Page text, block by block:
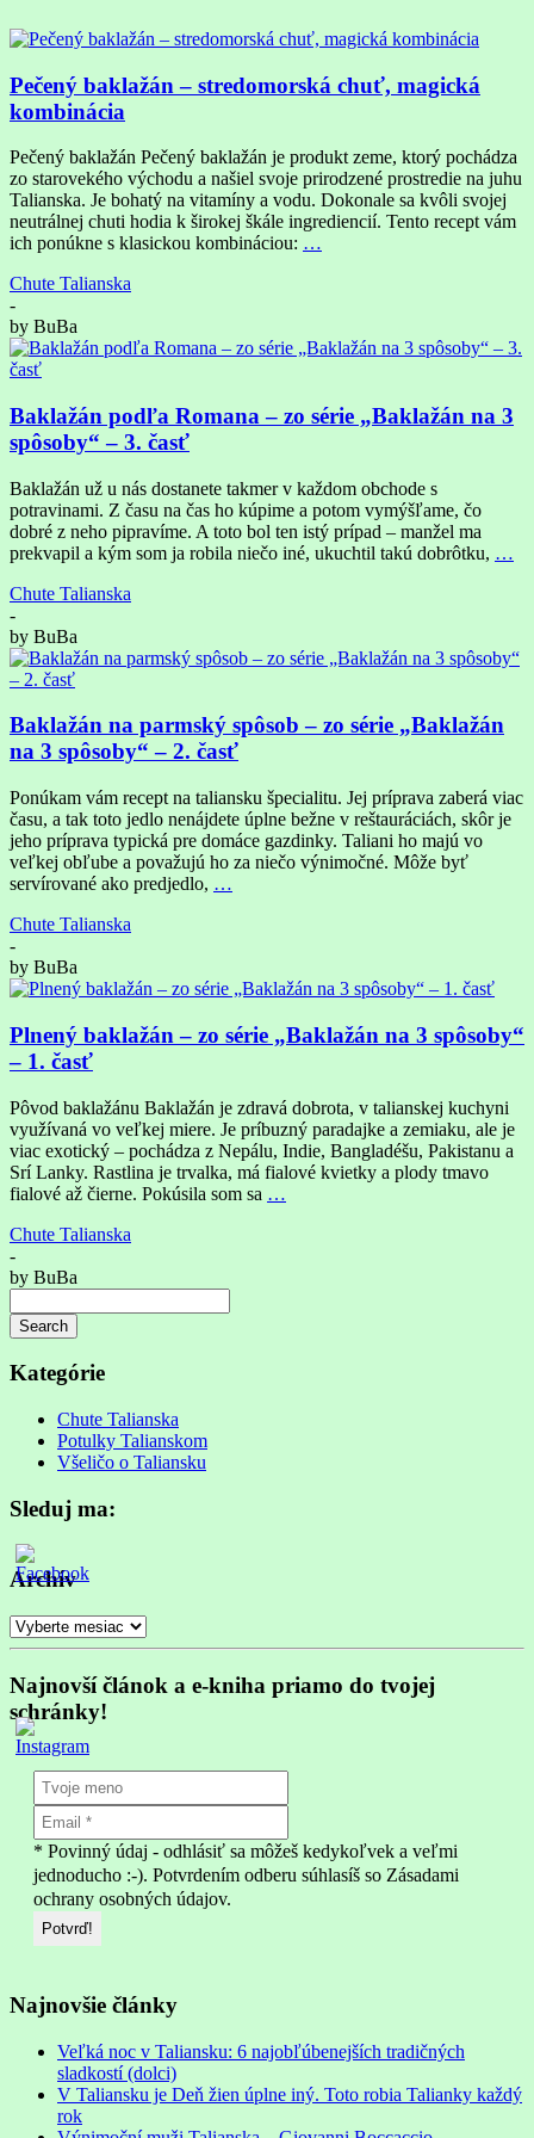
Pečený baklažán – stredomorská chuť, magická
kombinácia
Pečený baklažán Pečený baklažán je produkt zeme, ktorý pochádza
zo starovekého východu a našiel svoje prirodzené prostredie na juhu
Talianska. Je bohatý na vitamíny a vodu. Dokonale sa kvôli svojej
neutrálnej chuti hodia k širokej škále ingrediencií. Tento recept vám
ich ponúkne s klasickou kombináciou: …
Chute Talianska
-
by BuBa
Baklažán podľa Romana – zo série „Baklažán na 3
spôsoby“ – 3. časť
Baklažán už u nás dostanete takmer v každom obchode s
potravinami. Z času na čas ho kúpime a potom vymýšľame, čo
dobré z neho pipravíme. A toto bol ten istý prípad – manžel ma
prekvapil a kým som ja robila niečo iné, ukuchtil takú dobrôtku, …
Chute Talianska
-
by BuBa
Baklažán na parmský spôsob – zo série „Baklažán
na 3 spôsoby“ – 2. časť
Ponúkam vám recept na taliansku špecialitu. Jej príprava zaberá viac
času, a tak toto jedlo nenájdete úplne bežne v reštauráciách, skôr je
jeho príprava typická pre domáce gazdinky. Taliani ho majú vo
veľkej obľube a považujú ho za niečo výnimočné. Môže byť
servírované ako predjedlo, …
Chute Talianska
-
by BuBa
Plnený baklažán – zo série „Baklažán na 3 spôsoby“
– 1. časť
Pôvod baklažánu Baklažán je zdravá dobrota, v talianskej kuchyni
využívaná vo veľkej miere. Je príbuzný paradajke a zemiaku, ale je
viac exotický – pochádza z Nepálu, Indie, Bangladéšu, Pakistanu a
Srí Lanky. Rastlina je trvalka, má fialové kvietky a plody tmavo
fialové až čierne. Pokúsila som sa …
Chute Talianska
-
by BuBa
Search
is
progress
Kategórie
Chute Talianska
Potulky Talianskom
Všeličo o Taliansku
Sleduj ma:
Archív
Archív
Najnovší článok a e-kniha priamo do tvojej
schránky!
* Povinný údaj - odhlásiť sa môžeš kedykoľvek a veľmi
jednoducho :-). Potvrdením odberu súhlasíš so Zásadami
ochrany osobných údajov.
Najnovšie články
Veľká noc v Taliansku: 6 najobľúbenejších tradičných
sladkostí (dolci)
V Taliansku je Deň žien úplne iný. Toto robia Talianky každý
rok